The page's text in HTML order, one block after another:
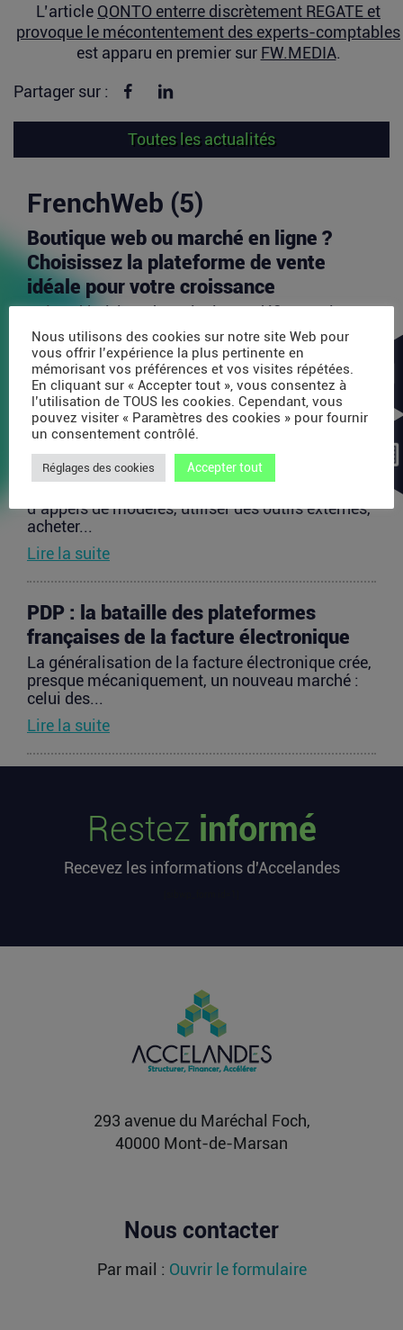
L’article QONTO enterre discrètement REGATE et
provoque le mécontentement des experts-comptables
est apparu en premier sur FW.MEDIA.
Partager sur : Partager sur Facebook
Toutes les actualités
FrenchWeb (5)
Boutique web ou marché en ligne ?
Choisissez la plateforme de vente
idéale pour votre croissance
Aujourd’hui, l’un des principaux défis pour les
vendeurs en ligne est d’identifier les canaux de...
Lire la suite
Avec 35 millions de dollars, SAPIOM
veut devenir le contrôleur de gestion
des agents IA
d’appels de modèles, utiliser des outils externes,
acheter...
Lire la suite
PDP : la bataille des plateformes
françaises de la facture électronique
La généralisation de la facture électronique crée,
presque mécaniquement, un nouveau marché :
celui des...
Lire la suite
digitalise l’accompagnement des
voyageurs
Les formalités de voyage demeurent l’une des
zones les moins fluides de l’expérience
de l’argent dans une sortie à 2,25
milliards de dollars ?
Après avoir levé près de 1,4 milliard de dollars et
atteint une valorisation de 11,7 milliards fin
Lire la suite
Restez informé
Recevez les informations d'Accelandes
293 avenue du Maréchal Foch,
40000 Mont-de-Marsan
Nous contacter
Par mail : Ouvrir le formulaire
Nous utilisons des cookies sur notre site Web pour
vous offrir l’expérience la plus pertinente en
mémorisant vos préférences et vos visites répétées.
En cliquant sur « Accepter tout », vous consentez à
l’utilisation de TOUS les cookies. Cependant, vous
pouvez visiter « Paramètres des cookies » pour fournir
un consentement contrôlé.
Réglages des cookies Accepter tout